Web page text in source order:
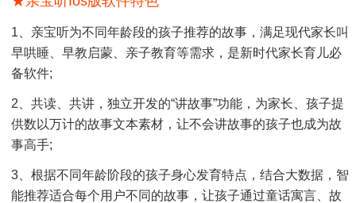
1、亲宝听为不同年龄段的孩子推荐的故事，满足现代家长叫
早哄睡、早教启蒙、亲子教育等需求，是新时代家长育儿必
备软件;
2、共读、共讲，独立开发的“讲故事”功能，为家长、孩子提
供数以万计的故事文本素材，让不会讲故事的孩子也成为故
事高手;
3、根据不同年龄阶段的孩子身心发育特点，结合大数据，智
能推荐适合每个用户不同的故事，让孩子通过童话寓言、故